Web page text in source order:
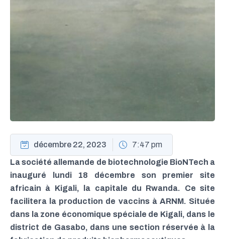
décembre 22, 2023 7:47 pm
La société allemande de biotechnologie BioNTech a
inauguré lundi 18 décembre son premier site
africain à Kigali, la capitale du Rwanda. Ce site
facilitera la production de vaccins à ARNM. Située
dans la zone économique spéciale de Kigali, dans le
district de Gasabo, dans une section réservée à la